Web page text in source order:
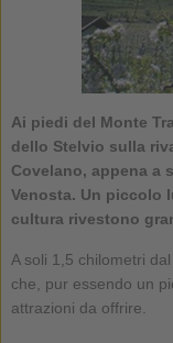
Ai piedi del Monte
dello Stelvio sulla
Covelano, appena a
Venosta. Un piccolo
cultura rivestono
A soli 1,5 chilometri dal
che, pur essendo un
attrazioni da offrire.